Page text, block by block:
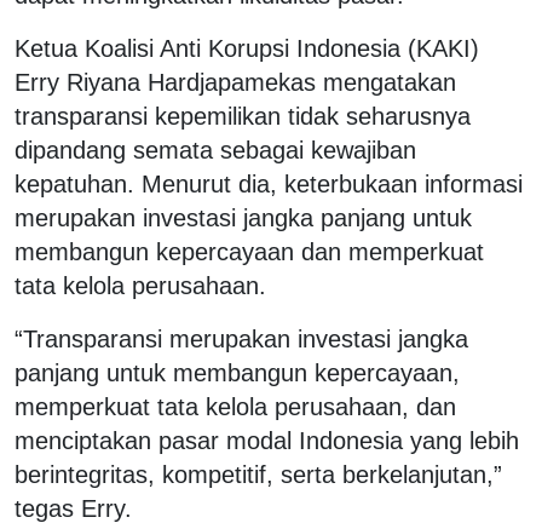
Ketua Koalisi Anti Korupsi Indonesia (KAKI)
Erry Riyana Hardjapamekas mengatakan
transparansi kepemilikan tidak seharusnya
dipandang semata sebagai kewajiban
kepatuhan. Menurut dia, keterbukaan informasi
merupakan investasi jangka panjang untuk
membangun kepercayaan dan memperkuat
tata kelola perusahaan.
“Transparansi merupakan investasi jangka
panjang untuk membangun kepercayaan,
memperkuat tata kelola perusahaan, dan
menciptakan pasar modal Indonesia yang lebih
berintegritas, kompetitif, serta berkelanjutan,”
tegas Erry.